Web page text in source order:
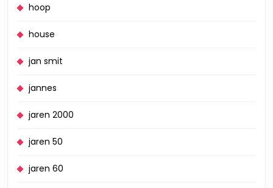
hoop
house
jan smit
jannes
jaren 2000
jaren 50
jaren 60